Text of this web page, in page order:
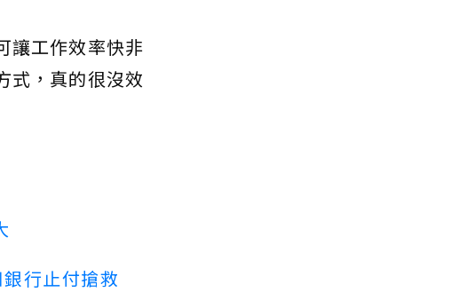
讓工作效率快非
式，真的很沒效
行止付搶救